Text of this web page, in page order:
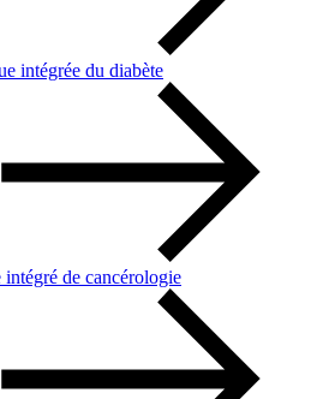
intégrée du diabète
intégré de cancérologie